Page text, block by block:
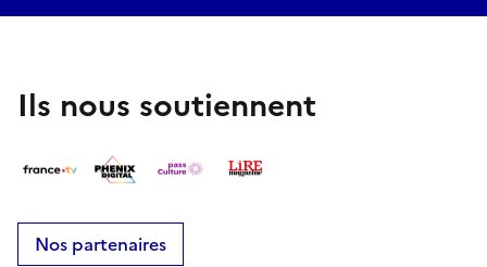
Ils nous soutiennent
Nos partenaires